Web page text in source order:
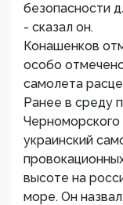
безопасности
- сказал он.
Конашенков
особо
самолета
Ранее в среду
украинский
высоте на
море. Он